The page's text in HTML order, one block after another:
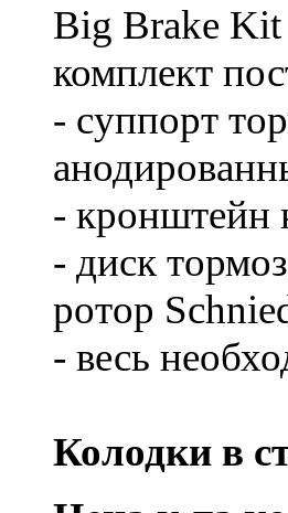
Big Brake
комплект
- суппорт
- кронштейн
- диск
ротор
- весь
Колодки в